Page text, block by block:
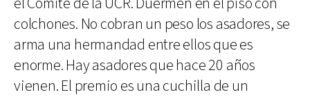
colchones. No cobran un peso los asadores, se
arma una hermandad entre ellos que es
enorme. Hay asadores que hace 20 años
vienen. El premio es una cuchilla de un